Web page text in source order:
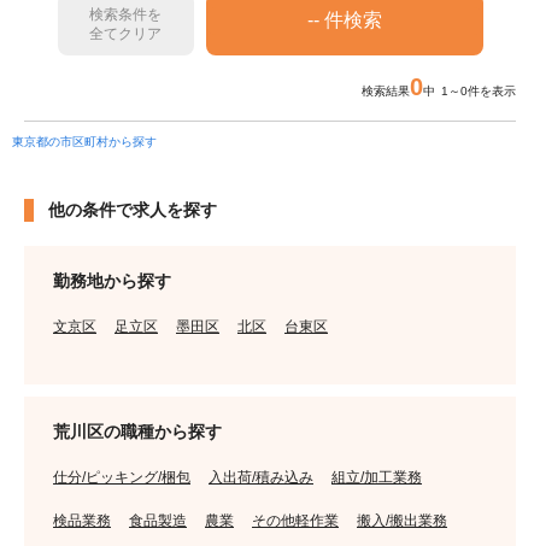
検索条件を
全てクリア
検索結果0中 1～0件を表示
東京都の市区町村から探す
他の条件で求人を探す
勤務地から探す
文京区 足立区 墨田区 北区 台東区
荒川区の職種から探す
仕分/ピッキング/梱包 入出荷/積み込み 組立/加工業務
検品業務 食品製造 農業 その他軽作業 搬入/搬出業務